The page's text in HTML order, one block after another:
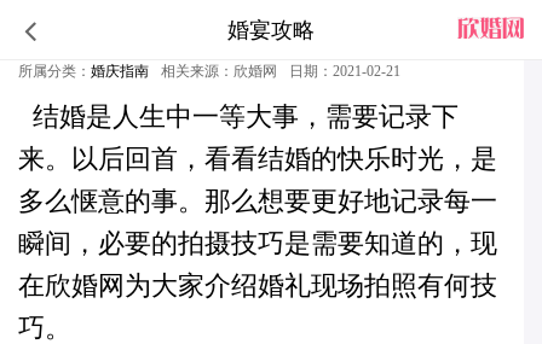
婚宴攻略
婚礼现场拍照有何技巧
所属分类： 婚庆指南 相关来源：欣婚网 日期：2021-02-21
结婚是人生中一等大事，需要记录下
来。以后回首，看看结婚的快乐时光，是
多么惬意的事。那么想要更好地记录每一
瞬间，必要的拍摄技巧是需要知道的，现
在欣婚网 为大家介绍婚礼现场拍照有何技
巧。